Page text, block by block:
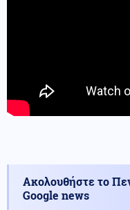
Ακολουθήστε το
Google news